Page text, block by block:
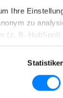
Ihre
zu
(z. B. HubSpot)
zu unseren